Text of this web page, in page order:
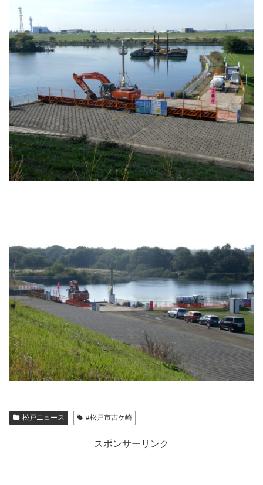
松戸ニュース #松戸市古ケ崎
スポンサーリンク